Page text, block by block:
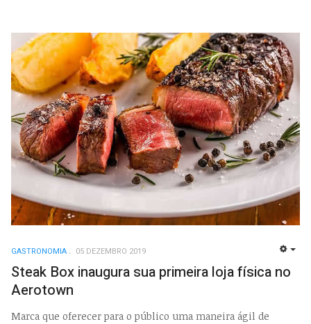
GASTRONOMIA 05 DEZEMBRO 2019
Steak Box inaugura sua primeira loja física no
Aerotown
Marca que oferecer para o público uma maneira ágil de